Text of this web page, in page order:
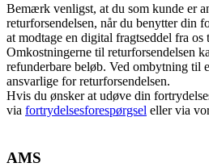
Bemærk venligst, at du som kunde er
returforsendelsen, når du benytter din
at modtage en digital fragtseddel fra os
Omkostningerne til returforsendelsen
refunderbare beløb. Ved ombytning til
ansvarlige for returforsendelsen.
Hvis du ønsker at udøve din
via fortrydelsesforespørgsel eller via
AMS